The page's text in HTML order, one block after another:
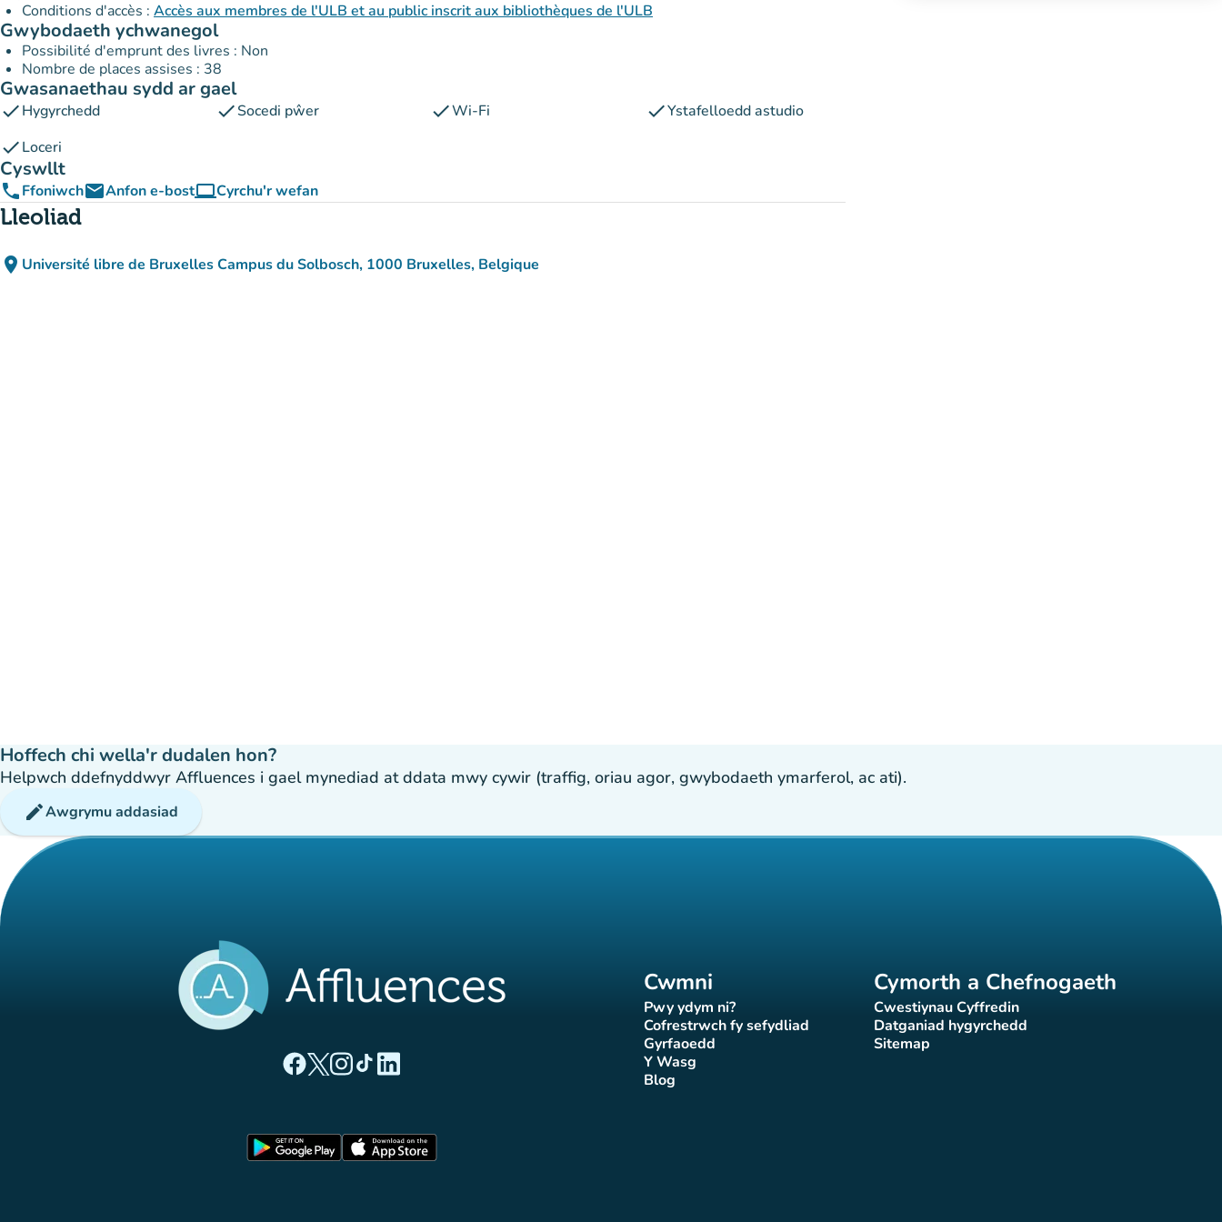
Conditions d'accès : Accès aux membres de l'ULB et au public inscrit aux bibliothèques de l'ULB
Gwybodaeth ychwanegol
Possibilité d'emprunt des livres : Non
Nombre de places assises : 38
Gwasanaethau sydd ar gael
checkHygyrchedd checkSocedi pŵer checkWi-Fi checkYstafelloedd astudio
checkLoceri
Cyswllt
phoneFfoniwchemailAnfon e-bostcomputerCyrchu'r wefan
(tab newydd)
Lleoliad
place Université libre de Bruxelles Campus du Solbosch, 1000 Bruxelles, Belgique
(agor yn Google Maps)
(tab newydd)
Hoffech chi wella'r dudalen hon?
Helpwch ddefnyddwyr Affluences i gael mynediad at ddata mwy cywir (traffig, oriau agor, gwybodaeth ymarferol, ac ati).
editAwgrymu addasiad
(tab newydd)
(tab newydd)
(tab newydd)
(tab newydd)
(tab newydd)
Cwmni
Pwy ydym ni?
(tab newydd)
Cofrestrwch fy sefydliad
(tab newydd)
Gyrfaoedd(tab newydd)
Y Wasg(tab newydd)
Blog(tab newydd)
Cymorth a Chefnogaeth
Cwestiynau Cyffredin
(tab newydd)
Datganiad hygyrchedd
(tab newydd)
Sitemap(tab newydd)